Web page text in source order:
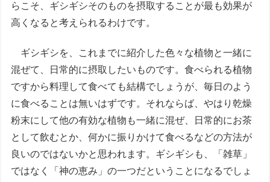
らこそ、ギシギシそのものを摂取することが最も効果が
高くなると考えられるわけです。
ギシギシを、これまでに紹介した色々な植物と一緒に
混ぜて、日常的に摂取したいものです。食べられる植物
ですから料理して食べても結構でしょうが、毎日のよう
に食べることは無いはずです。それならば、やはり乾燥
粉末にして他の有効な植物も一緒に混ぜ、日常的にお茶
として飲むとか、何かに振りかけて食べるなどの方法が
良いのではないかと思われます。ギシギシも、「雑草」
ではなく「神の恵み」の一つだということになるでしょ